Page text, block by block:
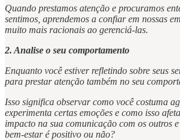
Quando prestamos atenção e procuramos
sentimos, aprendemos a confiar em nossas
muito mais racionais ao gerenciá-las.
2. Analise o seu comportamento
Enquanto você estiver refletindo sobre seus
para prestar atenção também no seu
Isso significa observar como você costuma
experimenta certas emoções e como isso
impacto na sua comunicação com os outros
bem-estar é positivo ou não?